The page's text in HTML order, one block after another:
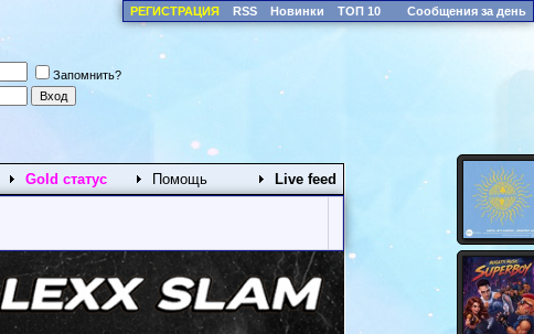
РЕГИСТРАЦИЯ RSS Новинки ТОП 10 Сообщения за день
Запомнить?
Gold статус Помощь Live feed